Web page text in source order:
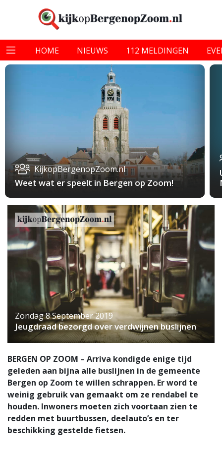
HOME NIEUWS 112 MELDINGEN
KijkopBergenopZoom.nl
Weet wat er speelt in Bergen op Zoom!
Zondag 8 September 2019
Jeugdraad bezorgd over verdwijnen buslijnen
BERGEN OP ZOOM – Arriva kondigde enige tijd
geleden aan bijna alle buslijnen in de gemeente
Bergen op Zoom te willen schrappen. Er word te
weinig gebruik van gemaakt om ze rendabel te
houden. Inwoners moeten zich voortaan zien te
redden met buurtbussen, deelauto’s en ter
beschikking gestelde fietsen.